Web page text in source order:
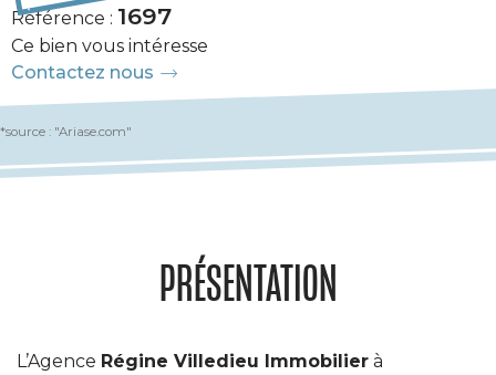
Référence : 1697
Ce bien vous intéresse
Contactez nous
*source : "Ariase.com"
PRÉSENTATION
L’Agence Régine Villedieu Immobilier à